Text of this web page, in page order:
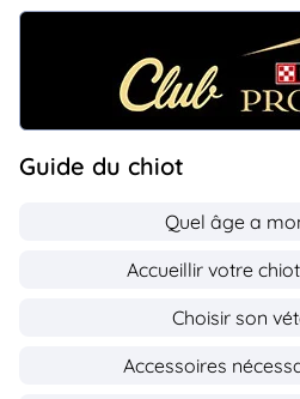
Guide du chiot
Quel âge a
Accueillir votre
Choisir son
Accessoires